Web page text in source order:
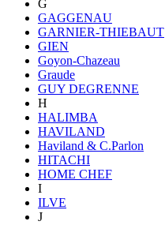
G
GAGGENAU
GARNIER-THIEBAUT
GIEN
Goyon-Chazeau
Graude
GUY DEGRENNE
H
HALIMBA
HAVILAND
Haviland & C.Parlon
HITACHI
HOME CHEF
I
ILVE
J